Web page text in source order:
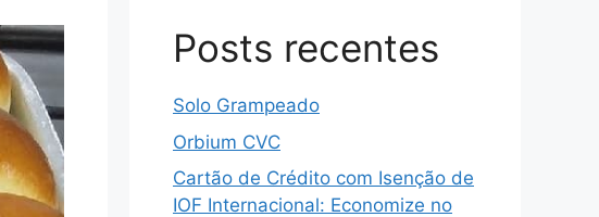
Posts recentes
Solo Grampeado
Orbium CVC
Cartão de Crédito com Isenção de
IOF Internacional: Economize no